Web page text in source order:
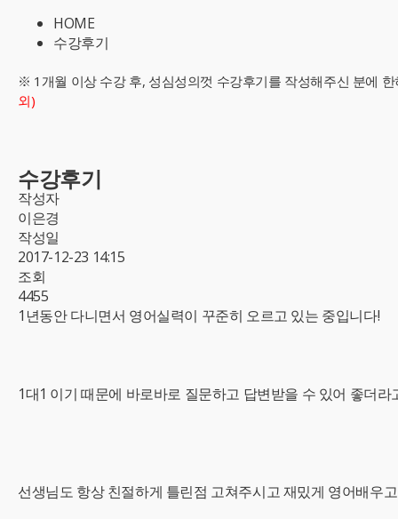
HOME
수강후기
※ 1개월 이상 수강 후, 성심성의껏 수강후기를 작성해주신 분에
외)
수강후기
작성자
이은경
작성일
2017-12-23 14:15
조회
4455
1년동안 다니면서 영어실력이 꾸준히 오르고 있는 중입니다!
1대1 이기 때문에 바로바로 질문하고 답변받을 수 있어 좋더라
선생님도 항상 친절하게 틀린점 고쳐주시고 재밌게 영어배우